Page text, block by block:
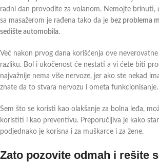
radni dan provodite za volanom. Nemojte brinuti,
sa masažerom je rađena tako da je bez problema
sedište automobila.
Već nakon prvog dana korišćenja ove
razliku. Bol i ukočenost će nestati a vi ćete biti
najvažnije nema više nervoze, jer ako ste nekad
znate da to stvara nervozu i ometa funkcionisanje.
Sem što se koristi kao olakšanje za bolna leđa,
koristiti i kao preventivu. Preporučljiva je kako
podjednako je korisna i za muškarce i za žene.
Zato pozovite odmah i rešite